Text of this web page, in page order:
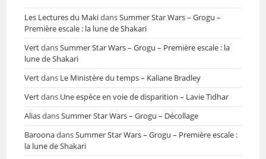
Les Lectures du MakidansSummer Star Wars – Grogu –
Première escale : la lune de Shakari
VertdansSummer Star Wars – Grogu – Première escale : la
lune de Shakari
Vertdans Le Ministère du temps – Kaliane Bradley
Vertdans Une espèce en voie de disparition – Lavie Tidhar
AliasdansSummer Star Wars – Grogu – Décollage
BaroonadansSummer Star Wars – Grogu – Première escale :
la lune de Shakari